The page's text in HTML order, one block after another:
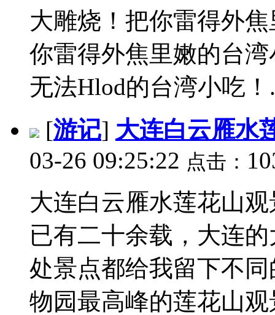
大雕烧！把你雷得外
你雷得外焦里嫩的台
无法Hlod的台湾小吃！
[游记] 大连白云雁水
03-26 09:25:22 点击：
大连白云雁水莲花山观
已有二十余载，大连
处景点都给我留下不
物园最高峰的莲花山